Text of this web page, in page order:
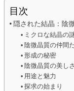
目次
隠された結晶：陰
ミクロな結晶の
陰微晶質の仲間
形成の秘密
陰微晶質の美しさ
用途と魅力
探求の始まり